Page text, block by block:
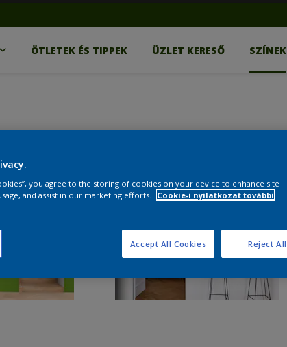
ÖTLETEK ÉS TIPPEK ÜZLET KERESŐ SZÍNEK
you agree to the storing of cookies on your device to enhance site
and assist in our marketing efforts.
Cookie-i nyilatkozat további
Reject All
Accept All Cookies